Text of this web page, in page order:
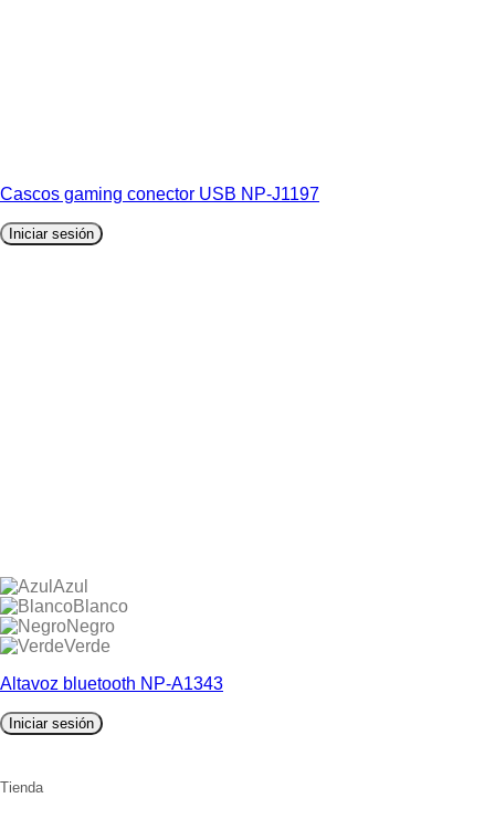
Cascos gaming conector USB NP-J1197
Iniciar sesión
Azul
Blanco
Negro
Verde
Altavoz bluetooth NP-A1343
Iniciar sesión
Tienda